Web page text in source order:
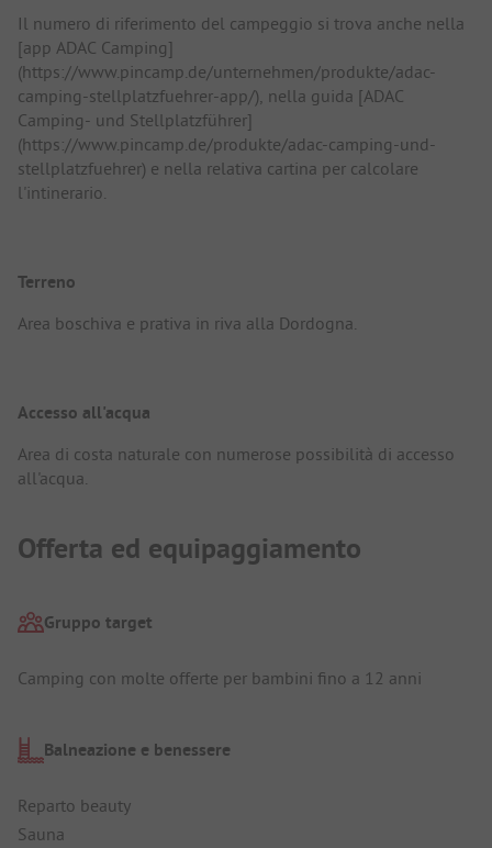
Il numero di riferimento del campeggio si trova anche nella
[app ADAC Camping]
(https://www.pincamp.de/unternehmen/produkte/adac-
camping-stellplatzfuehrer-app/), nella guida [ADAC
Camping- und Stellplatzführer]
(https://www.pincamp.de/produkte/adac-camping-und-
stellplatzfuehrer) e nella relativa cartina per calcolare
l'intinerario.
Terreno
Area boschiva e prativa in riva alla Dordogna.
Accesso all'acqua
Area di costa naturale con numerose possibilità di accesso
all'acqua.
Offerta ed equipaggiamento
Gruppo target
Camping con molte offerte per bambini fino a 12 anni
Balneazione e benessere
Reparto beauty
Sauna